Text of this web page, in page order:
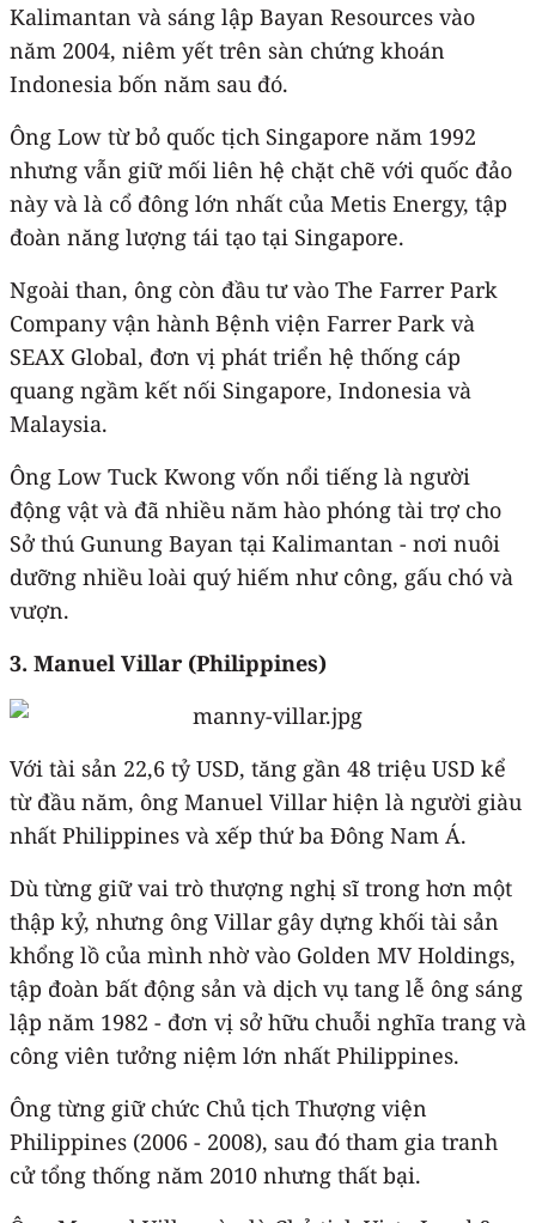
Kalimantan và sáng lập Bayan Resources vào
năm 2004, niêm yết trên sàn chứng khoán
Indonesia bốn năm sau đó.
Ông Low từ bỏ quốc tịch Singapore năm 1992
nhưng vẫn giữ mối liên hệ chặt chẽ với quốc đảo
này và là cổ đông lớn nhất của Metis Energy, tập
đoàn năng lượng tái tạo tại Singapore.
Ngoài than, ông còn đầu tư vào The Farrer Park
Company vận hành Bệnh viện Farrer Park và
SEAX Global, đơn vị phát triển hệ thống cáp
quang ngầm kết nối Singapore, Indonesia và
Malaysia.
Ông Low Tuck Kwong vốn nổi tiếng là người
động vật và đã nhiều năm hào phóng tài trợ cho
Sở thú Gunung Bayan tại Kalimantan - nơi nuôi
dưỡng nhiều loài quý hiếm như công, gấu chó và
vượn.
3. Manuel Villar (Philippines)
Với tài sản 22,6 tỷ USD, tăng gần 48 triệu USD kể
từ đầu năm, ông Manuel Villar hiện là người giàu
nhất Philippines và xếp thứ ba Đông Nam Á.
Dù từng giữ vai trò thượng nghị sĩ trong hơn một
thập kỷ, nhưng ông Villar gây dựng khối tài sản
khổng lồ của mình nhờ vào Golden MV Holdings,
tập đoàn bất động sản và dịch vụ tang lễ ông sáng
lập năm 1982 - đơn vị sở hữu chuỗi nghĩa trang và
công viên tưởng niệm lớn nhất Philippines.
Ông từng giữ chức Chủ tịch Thượng viện
Philippines (2006 - 2008), sau đó tham gia tranh
cử tổng thống năm 2010 nhưng thất bại.